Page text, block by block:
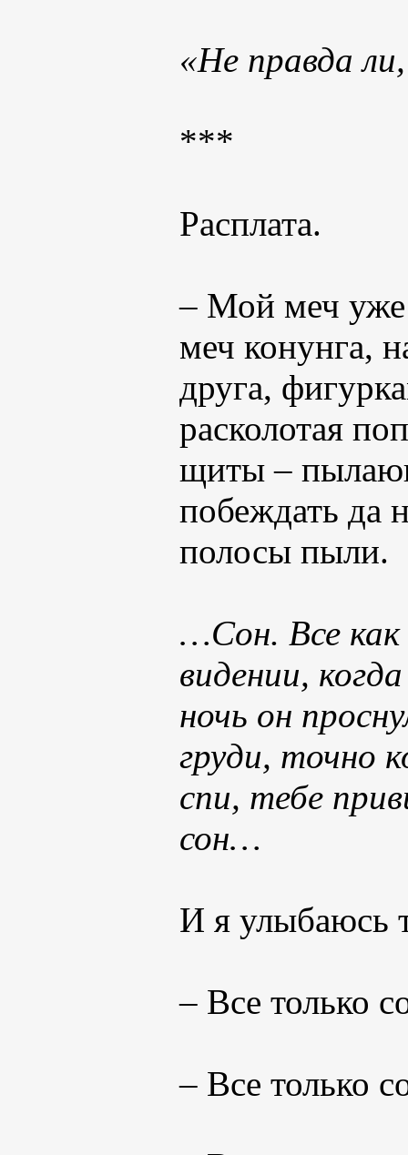
«Не правда
***
Расплата.
– Мой меч уже
меч конунга,
друга,
расколотая
щиты –
побеждать да
полосы пыли.
…Сон. Все как
видении,
ночь он
груди, точно
спи, тебе
сон…
И я улыбаюсь
– Все только
– Все только